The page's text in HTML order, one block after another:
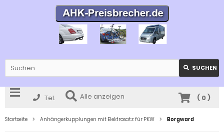
SUCHEN
Tel. Alle anzeigen ( 0)
Startseite Anhängerkupplungen mit Elektrosatz für PKW Borgward